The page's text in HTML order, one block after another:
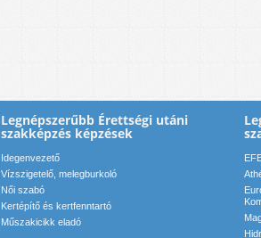
Legnépszerűbb Érettségi utáni
szakképzés képzések
Idegenvezető
Vízszigetelő, melegburkoló
Női szabó
Kertépítő és kertfenntartó
Műszakicikk eladó